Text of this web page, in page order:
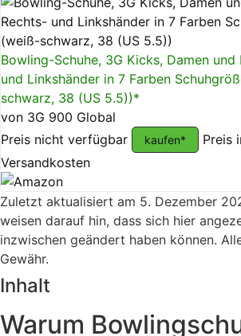
Bowling-Schuhe, 3G Kicks, Damen
und Linkshänder in 7 Farben
schwarz, 38 (US 5.5))*
von 3G 900 Global
Preis nicht verfügbar
kaufen*
Preis
Versandkosten
Zuletzt aktualisiert am 5. Dezember
weisen darauf hin, dass sich hier
inzwischen geändert haben können.
Gewähr.
Inhalt
Warum